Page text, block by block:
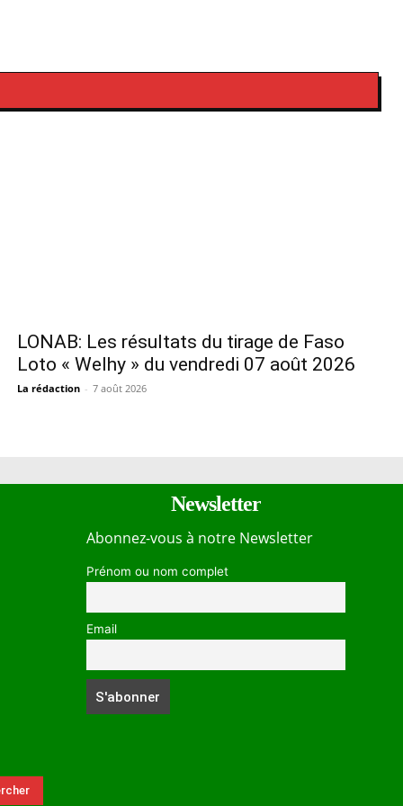
LONAB: Les résultats du tirage de Faso
Loto « Welhy » du vendredi 07 août 2026
La rédaction - 7 août 2026
Newsletter
Abonnez-vous à notre Newsletter
Prénom ou nom complet
Email